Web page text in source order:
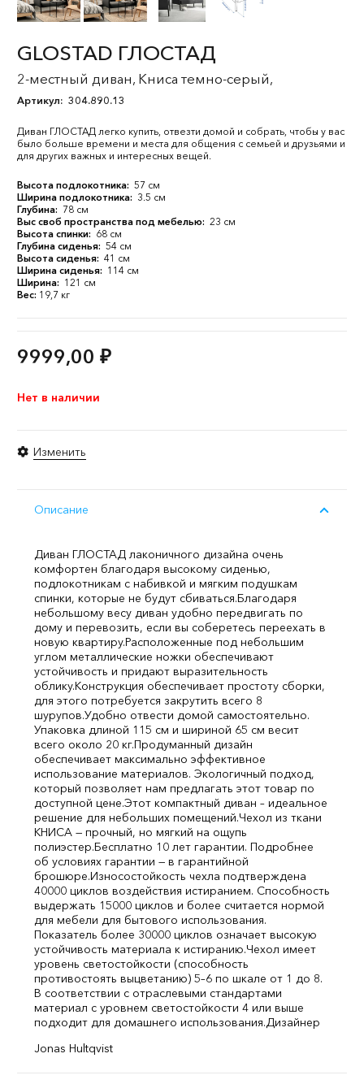
GLOSTAD ГЛОСТАД
2-местный диван, Книса темно-серый,
Артикул: 304.890.13
Диван ГЛОСТАД легко купить, отвезти домой и собрать, чтобы у вас
было больше времени и места для общения с семьей и друзьями и
для других важных и интересных вещей.
Высота подлокотника: 57 см
Ширина подлокотника: 3.5 см
Глубина: 78 см
Выс своб пространства под мебелью: 23 см
Высота спинки: 68 см
Глубина сиденья: 54 см
Высота сиденья: 41 см
Ширина сиденья: 114 см
Ширина: 121 см
Вес: 19,7 кг
9999,00 ₽
Нет в наличии
Изменить
Описание
Диван ГЛОСТАД лаконичного дизайна очень
комфортен благодаря высокому сиденью,
подлокотникам с набивкой и мягким подушкам
спинки, которые не будут сбиваться.Благодаря
небольшому весу диван удобно передвигать по
дому и перевозить, если вы соберетесь переехать в
новую квартиру.Расположенные под небольшим
углом металлические ножки обеспечивают
устойчивость и придают выразительность
облику.Конструкция обеспечивает простоту сборки,
для этого потребуется закрутить всего 8
шурупов.Удобно отвести домой самостоятельно.
Упаковка длиной 115 см и шириной 65 см весит
всего около 20 кг.Продуманный дизайн
обеспечивает максимально эффективное
использование материалов. Экологичный подход,
который позволяет нам предлагать этот товар по
доступной цене.Этот компактный диван – идеальное
решение для небольших помещений.Чехол из ткани
КНИСА — прочный, но мягкий на ощупь
полиэстер.Бесплатно 10 лет гарантии. Подробнее
об условиях гарантии — в гарантийной
брошюре.Износостойкость чехла подтверждена
40000 циклов воздействия истиранием. Способность
выдержать 15000 циклов и более считается нормой
для мебели для бытового использования.
Показатель более 30000 циклов означает высокую
устойчивость материала к истиранию.Чехол имеет
уровень светостойкости (способность
противостоять выцветанию) 5–6 по шкале от 1 до 8.
В соответствии с отраслевыми стандартами
материал с уровнем светостойкости 4 или выше
подходит для домашнего использования.Дизайнер
Jonas Hultqvist